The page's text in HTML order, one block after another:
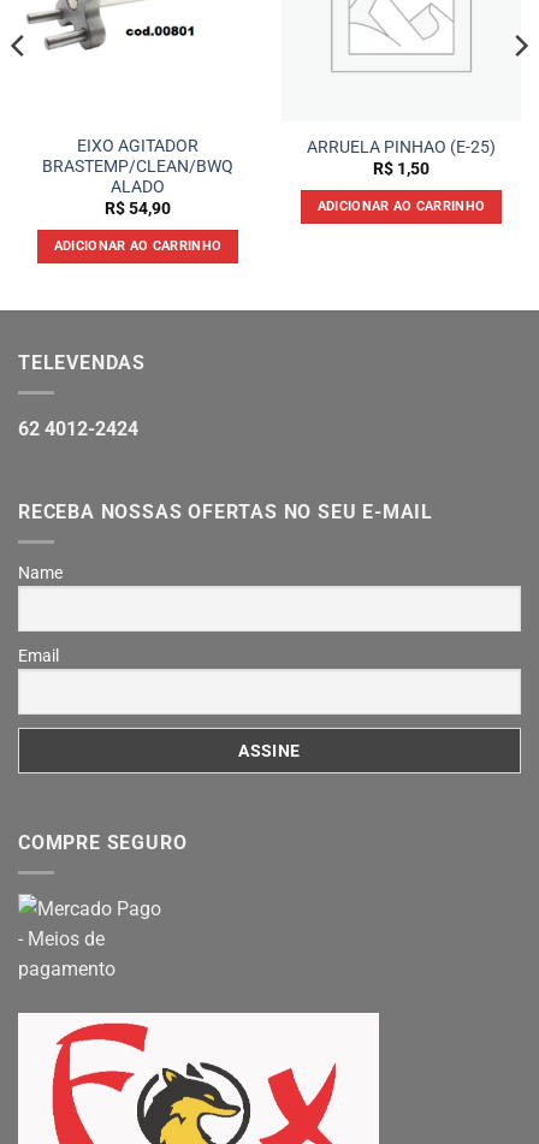
EIXO AGITADOR
BRASTEMP/CLEAN/BWQ
ALADO
R$54,90
ADICIONAR AO CARRINHO
ARRUELA PINHAO (E-25)
R$ 1,50
ADICIONAR AO CARRINHO
TELEVENDAS
62 4012-2424
RECEBA NOSSAS OFERTAS NO SEU E-MAIL
Name
Email
COMPRE SEGURO